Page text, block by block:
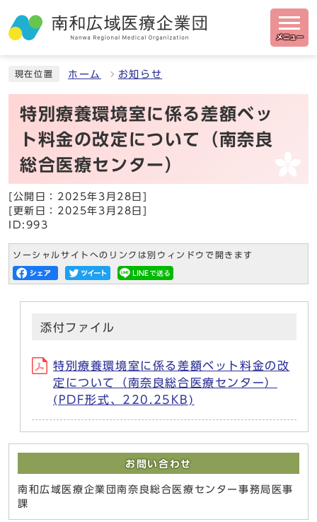
メニュー
現在位置 ホーム お知らせ
特別療養環境室に係る差額ベッ
ト料金の改定について（南奈良
総合医療センター）
[公開日：2025年3月28日]
[更新日：2025年3月28日]
ID:993
ソーシャルサイトへのリンクは別ウィンドウで開きます
添付ファイル
特別療養環境室に係る差額ベット料金の改
定について（南奈良総合医療センター）
(PDF形式、220.25KB)
お問い合わせ
南和広域医療企業団南奈良総合医療センター事務局医事
課